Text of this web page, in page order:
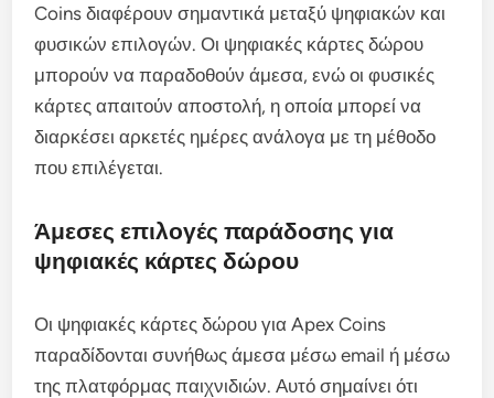
Coins διαφέρουν σημαντικά μεταξύ ψηφιακών και
φυσικών επιλογών. Οι ψηφιακές κάρτες δώρου
μπορούν να παραδοθούν άμεσα, ενώ οι φυσικές
κάρτες απαιτούν αποστολή, η οποία μπορεί να
διαρκέσει αρκετές ημέρες ανάλογα με τη μέθοδο
που επιλέγεται.
Άμεσες επιλογές παράδοσης για
ψηφιακές κάρτες δώρου
Οι ψηφιακές κάρτες δώρου για Apex Coins
παραδίδονται συνήθως άμεσα μέσω email ή μέσω
της πλατφόρμας παιχνιδιών. Αυτό σημαίνει ότι